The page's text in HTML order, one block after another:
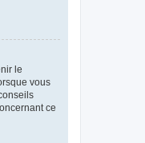
le
vous
ce